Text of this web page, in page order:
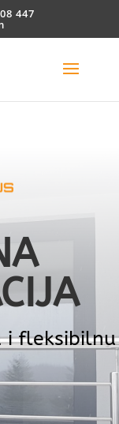
447
i fleksibilnu